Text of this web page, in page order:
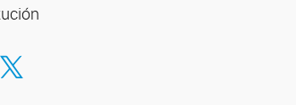
en Facebook
Compartir en Twitter